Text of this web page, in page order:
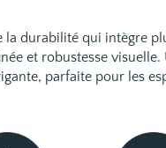
la durabilité qui
et robustesse
parfaite pour les